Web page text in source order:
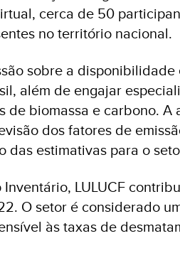
cerca de 50
no território nacional.
sobre a
além de engajar
de biomassa e carbono.
dos fatores de
das estimativas para o
LULUCF
O setor é considerado
às taxas de